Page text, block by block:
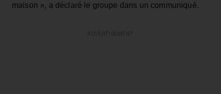
maison », a déclaré le groupe dans un communiqué.